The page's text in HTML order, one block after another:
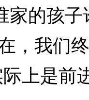
家的孩
，我们
上是前